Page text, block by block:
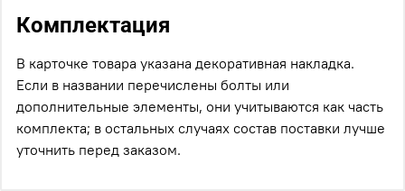
Комплектация
В карточке товара указана декоративная накладка.
Если в названии перечислены болты или
дополнительные элементы, они учитываются как часть
комплекта; в остальных случаях состав поставки лучше
уточнить перед заказом.